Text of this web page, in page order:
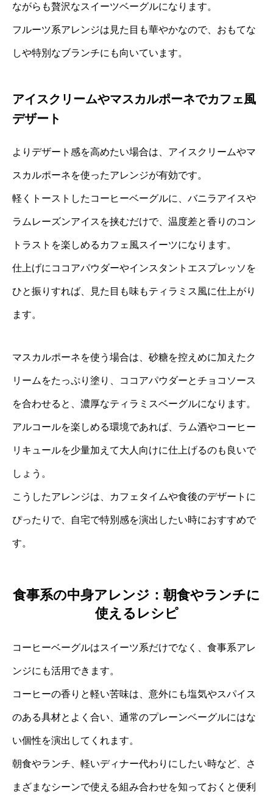
ながらも贅沢なスイーツベーグルになります。
フルーツ系アレンジは見た目も華やかなので、おもてな
しや特別なブランチにも向いています。
アイスクリームやマスカルポーネでカフェ風
デザート
よりデザート感を高めたい場合は、アイスクリームやマ
スカルポーネを使ったアレンジが有効です。
軽くトーストしたコーヒーベーグルに、バニラアイスや
ラムレーズンアイスを挟むだけで、温度差と香りのコン
トラストを楽しめるカフェ風スイーツになります。
仕上げにココアパウダーやインスタントエスプレッソを
ひと振りすれば、見た目も味もティラミス風に仕上がり
ます。
マスカルポーネを使う場合は、砂糖を控えめに加えたク
リームをたっぷり塗り、ココアパウダーとチョコソース
を合わせると、濃厚なティラミスベーグルになります。
アルコールを楽しめる環境であれば、ラム酒やコーヒー
リキュールを少量加えて大人向けに仕上げるのも良いで
しょう。
こうしたアレンジは、カフェタイムや食後のデザートに
ぴったりで、自宅で特別感を演出したい時におすすめで
す。
食事系の中身アレンジ：朝食やランチに
使えるレシピ
コーヒーベーグルはスイーツ系だけでなく、食事系アレ
ンジにも活用できます。
コーヒーの香りと軽い苦味は、意外にも塩気やスパイス
のある具材とよく合い、通常のプレーンベーグルにはな
い個性を演出してくれます。
朝食やランチ、軽いディナー代わりにしたい時など、さ
まざまなシーンで使える組み合わせを知っておくと便利